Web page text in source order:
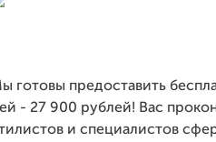
готовы предоставить
- 27 900 рублей! Вас
и специалистов